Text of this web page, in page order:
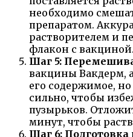
необходимо
препаратом.
растворителем и
флакон с вакциной.
Шаг 5:
вакцины Вакдерм,
его содержимое,
сильно, чтобы
пузырьков.
минут, чтобы
Шаг 6: